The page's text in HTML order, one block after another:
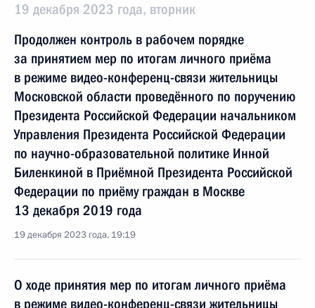
19 декабря 2023 года, вторник
Продолжен контроль в рабочем порядке
за принятием мер по итогам личного приёма
в режиме видео-конференц-связи жительницы
Московской области проведённого по поручению
Президента Российской Федерации начальником
Управления Президента Российской Федерации
по научно-образовательной политике Инной
Биленкиной в Приёмной Президента Российской
Федерации по приёму граждан в Москве
13 декабря 2019 года
19 декабря 2023 года, 19:19
О ходе принятия мер по итогам личного приёма
в режиме видео-конференц-связи жительницы